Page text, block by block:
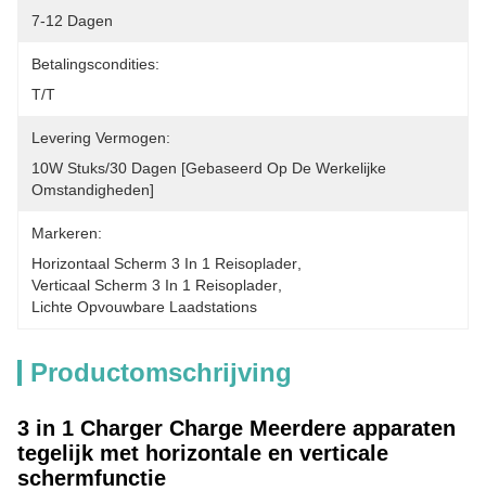
7-12 Dagen
Betalingscondities:
T/T
Levering Vermogen:
10W Stuks/30 Dagen [gebaseerd Op De Werkelijke
Omstandigheden]
Markeren:
Horizontaal Scherm 3 In 1 Reisoplader
Verticaal Scherm 3 In 1 Reisoplader
Lichte Opvouwbare Laadstations
Productomschrijving
3 in 1 Charger Charge Meerdere apparaten
tegelijk met horizontale en verticale
schermfunctie